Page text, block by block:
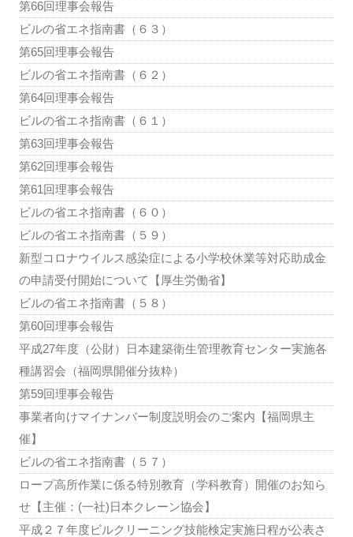
第66回理事会報告
ビルの省エネ指南書（６３）
第65回理事会報告
ビルの省エネ指南書（６２）
第64回理事会報告
ビルの省エネ指南書（６１）
第63回理事会報告
第62回理事会報告
第61回理事会報告
ビルの省エネ指南書（６０）
ビルの省エネ指南書（５９）
新型コロナウイルス感染症による小学校休業等対応助成金
の申請受付開始について【厚生労働省】
ビルの省エネ指南書（５８）
第60回理事会報告
平成27年度（公財）日本建築衛生管理教育センター実施各
種講習会（福岡県開催分抜粋）
第59回理事会報告
事業者向けマイナンバー制度説明会のご案内【福岡県主
催】
ビルの省エネ指南書（５７）
ロープ高所作業に係る特別教育（学科教育）開催のお知ら
せ【主催：(一社)日本クレーン協会】
平成２７年度ビルクリーニング技能検定実施日程が公表さ